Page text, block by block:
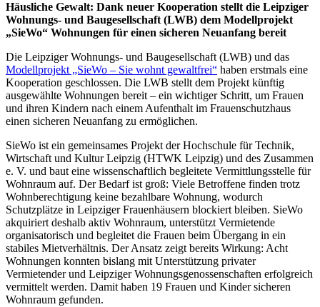
Häusliche Gewalt: Dank neuer Kooperation stellt die Leipziger
Wohnungs- und Baugesellschaft (LWB) dem Modellprojekt
„SieWo“ Wohnungen für einen sicheren Neuanfang bereit
Die Leipziger Wohnungs- und Baugesellschaft (LWB) und das
Modellprojekt „SieWo – Sie wohnt gewaltfrei“ haben erstmals eine
Kooperation geschlossen. Die LWB stellt dem Projekt künftig
ausgewählte Wohnungen bereit – ein wichtiger Schritt, um Frauen
und ihren Kindern nach einem Aufenthalt im Frauenschutzhaus
einen sicheren Neuanfang zu ermöglichen.
SieWo ist ein gemeinsames Projekt der Hochschule für Technik,
Wirtschaft und Kultur Leipzig (HTWK Leipzig) und des Zusammen
e. V. und baut eine wissenschaftlich begleitete Vermittlungsstelle für
Wohnraum auf. Der Bedarf ist groß: Viele Betroffene finden trotz
Wohnberechtigung keine bezahlbare Wohnung, wodurch
Schutzplätze in Leipziger Frauenhäusern blockiert bleiben. SieWo
akquiriert deshalb aktiv Wohnraum, unterstützt Vermietende
organisatorisch und begleitet die Frauen beim Übergang in ein
stabiles Mietverhältnis. Der Ansatz zeigt bereits Wirkung: Acht
Wohnungen konnten bislang mit Unterstützung privater
Vermietender und Leipziger Wohnungsgenossenschaften erfolgreich
vermittelt werden. Damit haben 19 Frauen und Kinder sicheren
Wohnraum gefunden.